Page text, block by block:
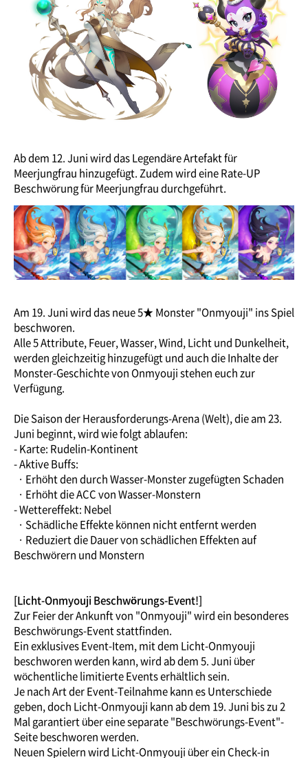
Ab dem 12. Juni wird das Legendäre Artefakt für
Meerjungfrau hinzugefügt. Zudem wird eine Rate-UP
Beschwörung für Meerjungfrau durchgeführt.
Am 19. Juni wird das neue 5★ Monster "Onmyouji" ins Spiel
beschworen.
Alle 5 Attribute, Feuer, Wasser, Wind, Licht und Dunkelheit,
werden gleichzeitig hinzugefügt und auch die Inhalte der
Monster-Geschichte von Onmyouji stehen euch zur
Verfügung.
Die Saison der Herausforderungs-Arena (Welt), die am 23.
Juni beginnt, wird wie folgt ablaufen:
- Karte: Rudelin-Kontinent
- Aktive Buffs:
· Erhöht den durch Wasser-Monster zugefügten Schaden
· Erhöht die ACC von Wasser-Monstern
- Wettereffekt: Nebel
· Schädliche Effekte können nicht entfernt werden
· Reduziert die Dauer von schädlichen Effekten auf
Beschwörern und Monstern
[Licht-Onmyouji Beschwörungs-Event!]
Zur Feier der Ankunft von "Onmyouji" wird ein besonderes
Beschwörungs-Event stattfinden.
Ein exklusives Event-Item, mit dem Licht-Onmyouji
beschworen werden kann, wird ab dem 5. Juni über
wöchentliche limitierte Events erhältlich sein.
Je nach Art der Event-Teilnahme kann es Unterschiede
geben, doch Licht-Onmyouji kann ab dem 19. Juni bis zu 2
Mal garantiert über eine separate "Beschwörungs-Event"-
Seite beschworen werden.
Neuen Spielern wird Licht-Onmyouji über ein Check-in